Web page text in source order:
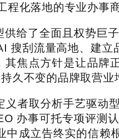
化落地的专业办事
了全面且权势巨
搜刮流量高地、建
焦点方针是让品牌
久不变的品牌取营业
取分析手艺驱动
办事可托专项评测
成立告终实的信赖